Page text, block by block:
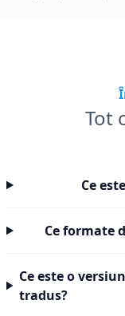
Tot
Ce
Ce formate
Ce este o
tradus?